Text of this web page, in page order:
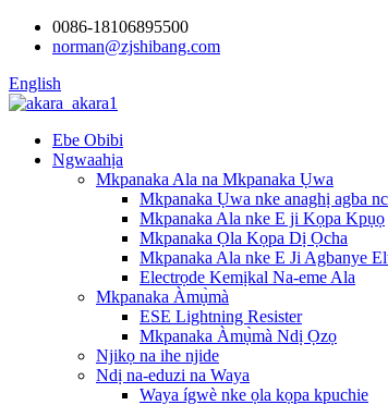
0086-18106895500
norman@zjshibang.com
English
Ebe Obibi
Ngwaahịa
Mkpanaka Ala na Mkpanaka Ụwa
Mkpanaka Ụwa nke anaghị agba
Mkpanaka Ala nke E ji Kọpa Kpụọ
Mkpanaka Ọla Kọpa Dị Ọcha
Mkpanaka Ala nke E Ji Agbanye
Electrọde Kemịkal Na-eme Ala
Mkpanaka Àmụ̀mà
ESE Lightning Resister
Mkpanaka Àmụ̀mà Ndị Ọzọ
Njikọ na ihe njide
Ndị na-eduzi na Waya
Waya ígwè nke ọla kọpa kpuchie